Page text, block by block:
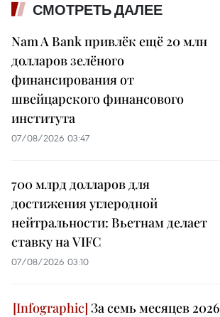
СМОТРЕТЬ ДАЛЕЕ
Nam A Bank привлёк ещё 20 млн
долларов зелёного
финансирования от
швейцарского финансового
института
07/08/2026 03:47
700 млрд долларов для
достижения углеродной
нейтральности: Вьетнам делает
ставку на VIFC
07/08/2026 03:10
За семь месяцев 2026